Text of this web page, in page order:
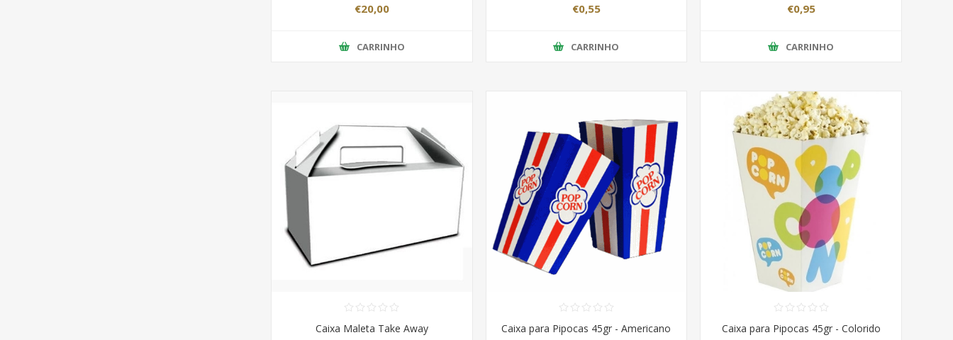
€20,00
CARRINHO
€0,55
CARRINHO
€0,95
CARRINHO
Caixa Maleta Take Away Caixa para Pipocas 45gr - Americano Caixa para Pipocas 45gr - Colorido